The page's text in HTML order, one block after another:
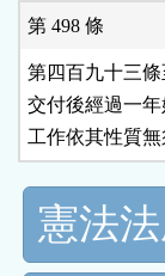
第 498 條
第四百九十三
交付後經過一年
工作依其性質
憲法